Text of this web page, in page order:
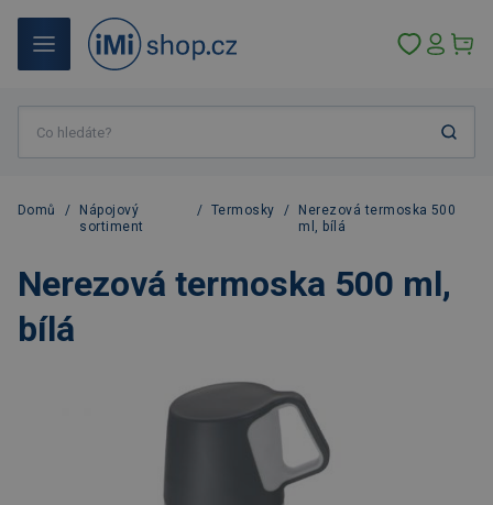
Domů /
Nápojový
sortiment
/ Termosky /
Nerezová termoska 500
ml, bílá
Nerezová termoska 500 ml,
bílá